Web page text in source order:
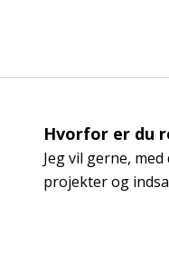
Hvorfor er du
Jeg vil gerne,
projekter og